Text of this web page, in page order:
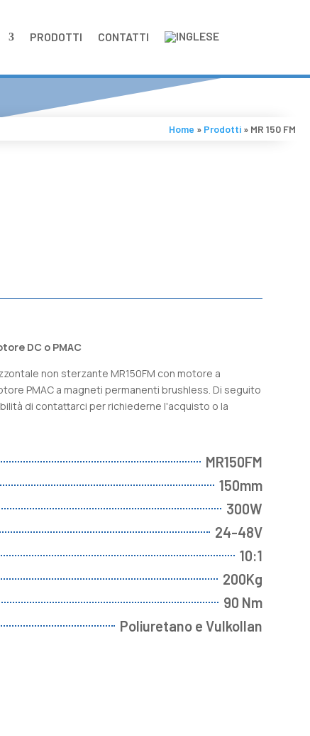
PRODOTTI CONTATTI
Home » Prodotti » MR 150 FM
DC o PMAC
non sterzante MR150FM con motore a
PMAC a magneti permanenti brushless. Di seguito
di contattarci per richiederne l'acquisto o la
MR150FM
150mm
300W
24-48V
10:1
200Kg
90 Nm
Poliuretano e Vulkollan